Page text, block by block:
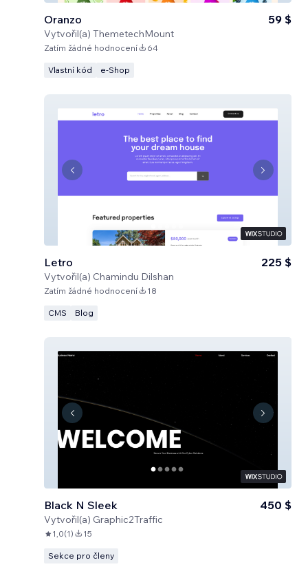
Oranzo
Vytvořil(a) ThemetechMount
59 $
Zatím žádné hodnocení 64
Vlastní kód e‑Shop
Letro
Vytvořil(a) Chamindu Dilshan
225 $
Zatím žádné hodnocení 18
CMS Blog
Black N Sleek
Vytvořil(a) Graphic2Traffic
450 $
1,0(1) 15
Sekce pro členy